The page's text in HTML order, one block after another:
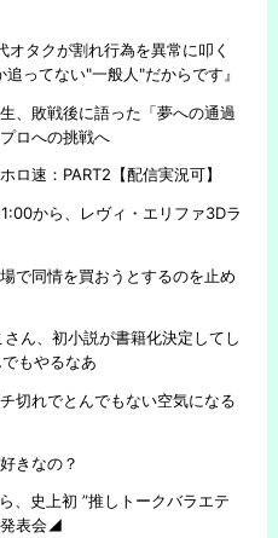
オタクが割れ行為を異常に叩く
ってない"一般人"だからです』
、敗戦後に語った「夢への通過
ロへの挑戦へ
ロ速：PART2【配信実況可】
から、レヴィ・エリファ3Dラ
で同情を買おうとするのを止め
ん、初小説が書籍化決定してし
もやるなあ
切れでとんでもない空気になる
きなの？
、史上初 ”推しトークバラエテ
発表会◢